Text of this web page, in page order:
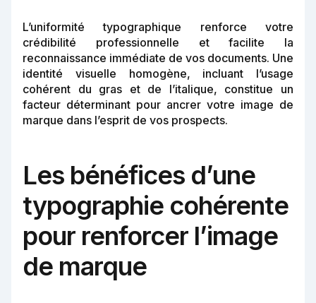
L’uniformité typographique renforce votre
crédibilité professionnelle et facilite la
reconnaissance immédiate de vos documents. Une
identité visuelle homogène, incluant l’usage
cohérent du gras et de l’italique, constitue un
facteur déterminant pour ancrer votre image de
marque dans l’esprit de vos prospects.
Les bénéfices d’une
typographie cohérente
pour renforcer l’image
de marque